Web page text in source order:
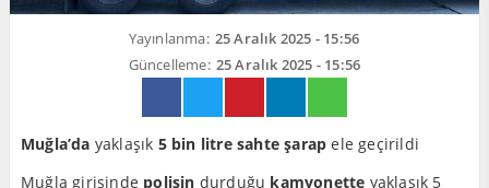
Yayınlanma: 25 Aralık 2025 - 15:56
Güncelleme: 25 Aralık 2025 - 15:56
Muğla’da yaklaşık 5 bin litre sahte şarap ele geçirildi
Muğla girişinde polisin durduğu kamyonette yaklaşık 5